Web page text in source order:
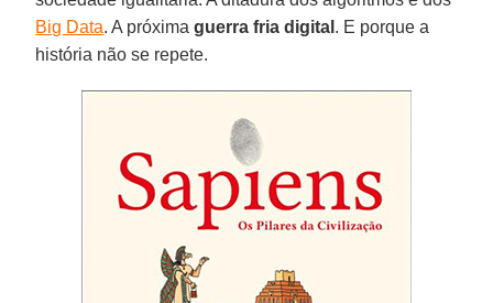
Big Data. A próximaguerra fria digital . E porque a
história não se repete.